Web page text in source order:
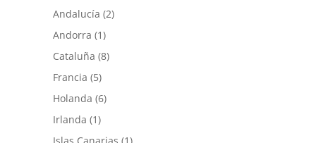
Andalucía (2)
Andorra (1)
Cataluña (8)
Francia (5)
Holanda (6)
Irlanda (1)